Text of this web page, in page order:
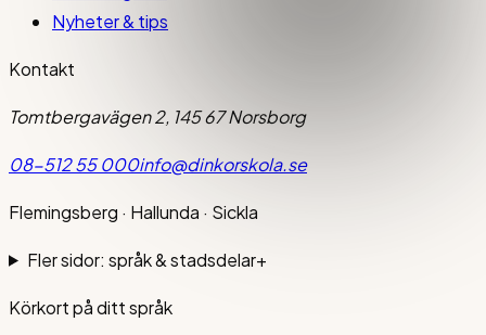
Nyheter & tips
Kontakt
Tomtbergavägen 2, 145 67 Norsborg
08-512 55 000info@dinkorskola.se
Flemingsberg · Hallunda · Sickla
Fler sidor: språk & stadsdelar+
Körkort på ditt språk